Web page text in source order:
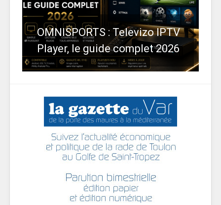
OMNISPORTS : Televizo IPTV
Player, le guide complet 2026